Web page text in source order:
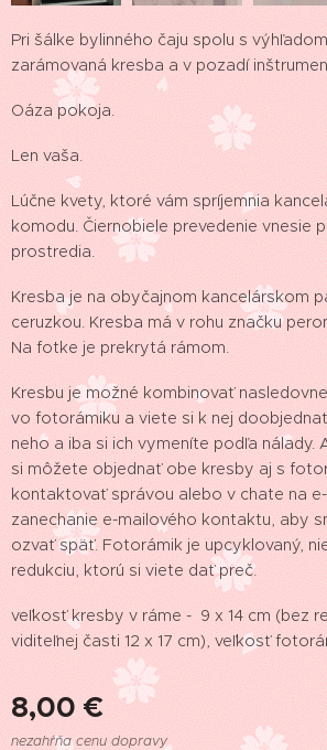
Pri šálke bylinného čaju spolu s
zarámovaná kresba a v pozadí
Oáza pokoja.
Len vaša.
Lúčne kvety, ktoré vám spríjemnia
komodu. Čiernobiele prevedenie vnesie
prostredia.
Kresba je na obyčajnom kancelárskom
ceruzkou. Kresba má v rohu značku
Na fotke je prekrytá rámom.
Kresbu je možné kombinovať
vo fotorámiku a viete si k nej
neho a iba si ich vymeníte podľa nálady.
si môžete objednať obe kresby aj s
kontaktovať správou alebo v chate na
zanechanie e-mailového kontaktu, aby
ozvať späť. Fotorámik je upcyklovaný,
redukciu, ktorú si viete dať preč.
veľkosť kresby v ráme - 9 x 14 cm (bez
viditeľnej časti 12 x 17 cm), veľkosť
8,00 €
nezahŕňa cenu dopravy